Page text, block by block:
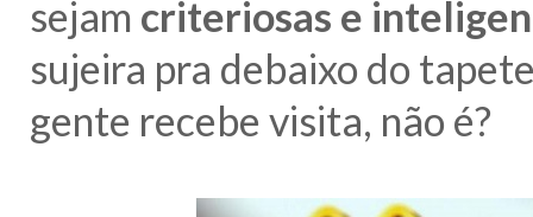
sejam criteriosas e
sujeira pra debaixo do
gente recebe visita, não é?